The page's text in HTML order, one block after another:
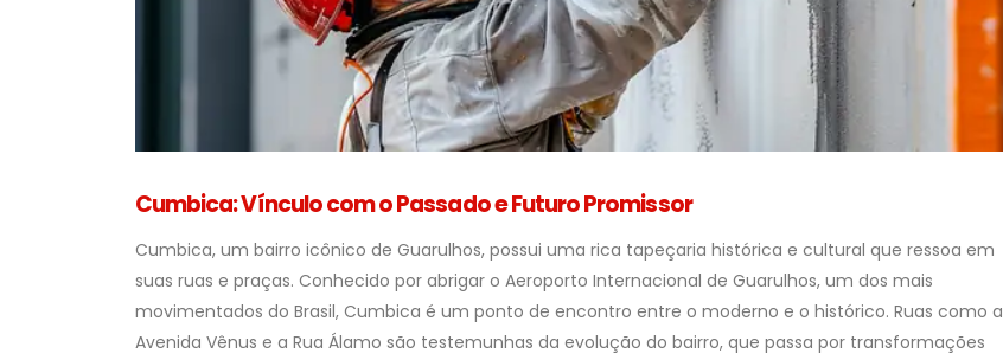
Cumbica: Vínculo com o Passado e Futuro Promissor
Cumbica, um bairro icônico de Guarulhos, possui uma rica tapeçaria histórica e cultural que ressoa em
suas ruas e praças. Conhecido por abrigar o Aeroporto Internacional de Guarulhos, um dos mais
movimentados do Brasil, Cumbica é um ponto de encontro entre o moderno e o histórico. Ruas como a
Avenida Vênus e a Rua Álamo são testemunhas da evolução do bairro, que passa por transformações